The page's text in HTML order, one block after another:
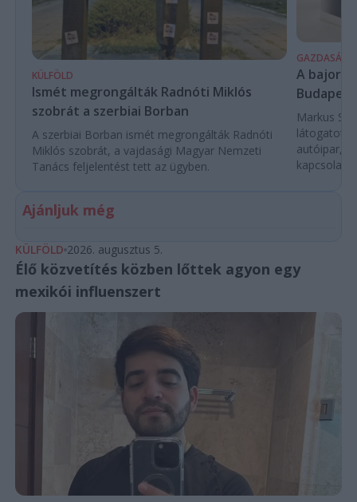
KÜLFÖLD
Ismét megrongálták Radnóti Miklós
szobrát a szerbiai Borban
A szerbiai Borban ismét megrongálták Radnóti
Miklós szobrát, a vajdasági Magyar Nemzeti
Tanács feljelentést tett az ügyben.
GAZDASÁG
A bajor
Markus
látogatott
autóipar,
Ajánljuk még
KÜLFÖLD 2026. augusztus 5.
Élő közvetítés közben lőttek agyon egy
mexikói influenszert